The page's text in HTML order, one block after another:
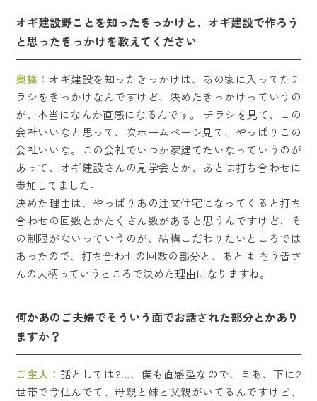
オギ建設野ことを知ったきっかけと、オギ建設で作ろう
と思ったきっかけを教えてください
奥様： オギ建設を知ったきっかけは、あの家に入ってたチ
ラシをきっかけなんですけど、決めたきっかけっていうの
が、本当になんか直感になるんです。 チラシを見て、この
会社いいなと思って、次ホームページ見て、やっぱりこの
会社いいな。この会社でいつか家建てたいなっていうのが
あって、オギ建設さんの見学会とか、あとは打ち合わせに
参加してました。
決めた理由は、やっぱりあの注文住宅になってくると打ち
合わせの回数とかたくさん数があると思うんですけど、そ
の制限がないっていうのが、結構こだわりたいところでは
あったので、打ち合わせの回数の部分と、あとは もう皆さ
んの人柄っていうところで決めた理由になりますね。
何かあのご夫婦でそういう面でお話された部分とかあり
ますか？
ご主人： 話としては?…、僕も直感型なので、まあ、下に2
世帯で今住んでて、母親と妹と父親がいてるんですけど、